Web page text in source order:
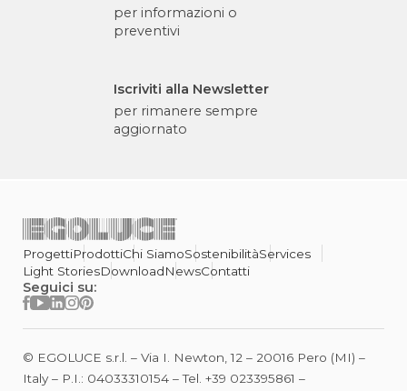
per informazioni o
preventivi
Iscriviti alla Newsletter
per rimanere sempre
aggiornato
ProgettiProdottiChi SiamoSostenibilitàServices
Light StoriesDownloadNewsContatti
Seguici su:
© EGOLUCE s.r.l. – Via I. Newton, 12 – 20016 Pero (MI) –
Italy – P.I.: 04033310154 – Tel. +39 023395861 –